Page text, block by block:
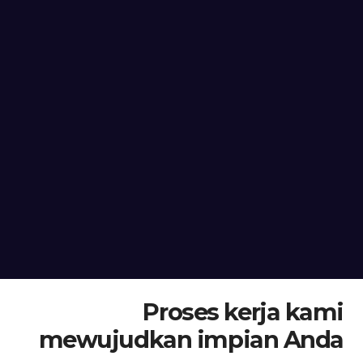
Proses kerja kami
mewujudkan impian Anda